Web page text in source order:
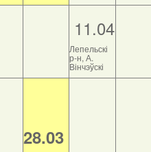
11.04
Лепельскі
р-н, А.
Вінчэўскі
28.03